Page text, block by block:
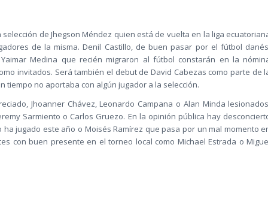
de Jhegson Méndez quien está de vuelta en la liga
de la misma. Denil Castillo, de buen pasar por el fútbol
Medina que recién migraron al fútbol constarán en la
invitados. Será también el debut de David Cabezas como parte de
tiempo no aportaba con algún jugador a la selección.
Jhoanner Chávez, Leonardo Campana o Alan Minda
Sarmiento o Carlos Gruezo. En la opinión pública hay
jugado este año o Moisés Ramírez que pasa por un mal momento
con buen presente en el torneo local como Michael Estrada o